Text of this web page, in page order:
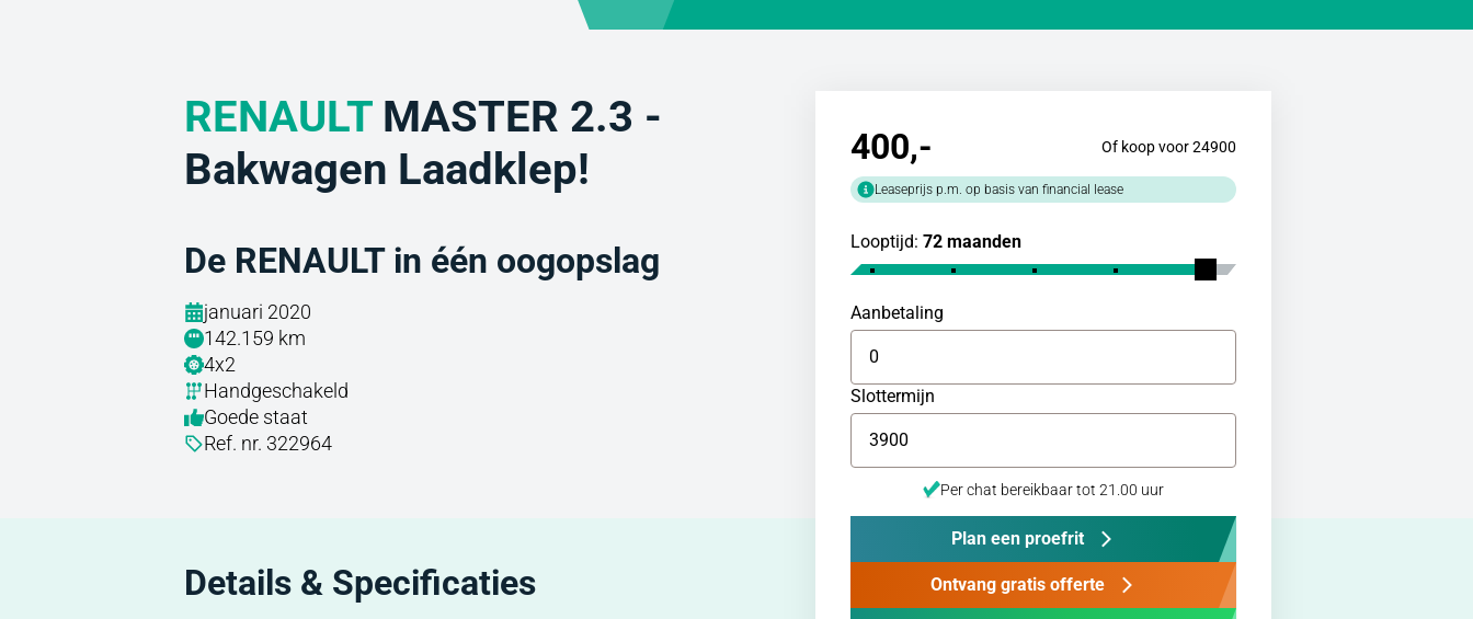
RENAULT MASTER 2.3 -
Bakwagen Laadklep!
De RENAULT in één oogopslag
januari 2020
142.159 km
4x2
Handgeschakeld
Goede staat
Ref. nr. 322964
Details & Specificaties
400,- Of koop voor 24900
Leaseprijs p.m. op basis van financial lease
Looptijd: 72 maanden
Aanbetaling
Slottermijn
Per chat bereikbaar tot 21.00 uur
Plan een proefrit
Ontvang gratis offerte